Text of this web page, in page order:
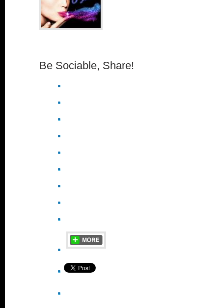
Be Sociable, Share!